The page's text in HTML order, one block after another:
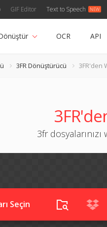
GIF Editor Text to Speech
OCR API
3FR Dönüştürücü 3FR'den
3fr
Seçin